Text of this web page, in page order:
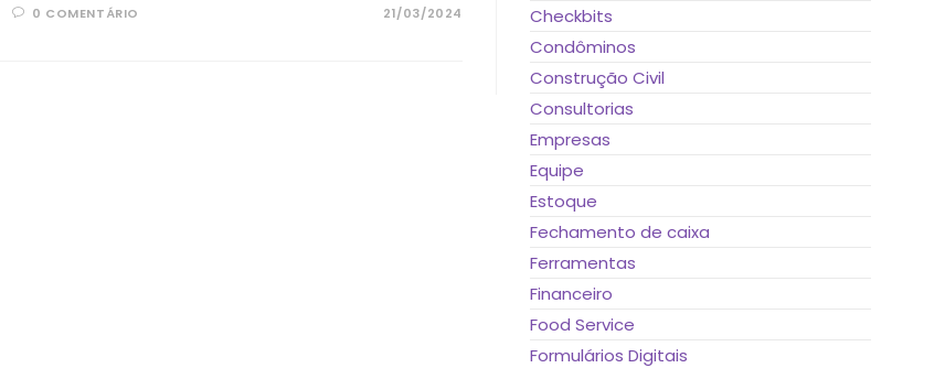
0 COMENTÁRIO 21/03/2024
Checkbits
Condôminos
Construção Civil
Consultorias
Empresas
Equipe
Estoque
Fechamento de caixa
Ferramentas
Financeiro
Food Service
Formulários Digitais